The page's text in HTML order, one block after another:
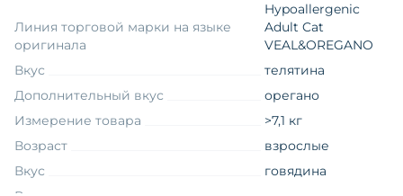
Линия торговой марки на языке
оригинала
Hypoallergenic
Adult Cat
VEAL&OREGANO
Вкус
телятина
Дополнительный вкус
орегано
Измерение товара
>7,1 кг
Возраст
взрослые
Вкус
говядина